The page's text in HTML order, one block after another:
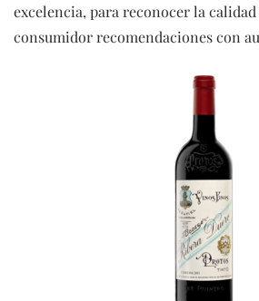
excelencia, para reconocer la
consumidor recomendaciones con